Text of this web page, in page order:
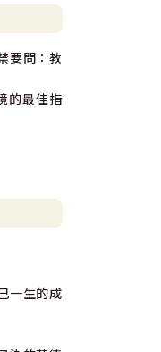
要問：教
的最佳指
一生的成